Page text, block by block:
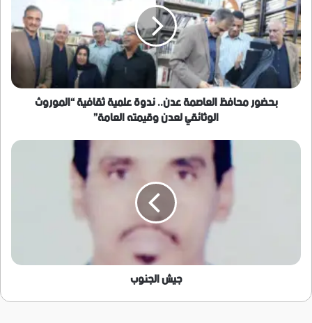
عدن..
ندوة
علمية
ثقافية
“الموروث
الوثائقي
لعدن
وقيمتهبحضور محافظ العاصمة عدن.. ندوة علمية ثقافية “الموروث
الوثائقي لعدن وقيمته العامة”
جيش
جيش الجنوب